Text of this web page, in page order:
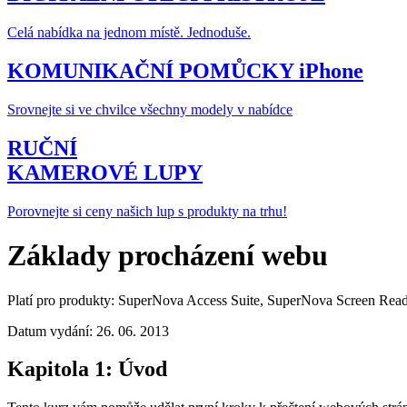
Celá nabídka na jednom místě. Jednoduše.
KOMUNIKAČNÍ POMŮCKY iPhone
Srovnejte si ve chvilce všechny modely v nabídce
RUČNÍ
KAMEROVÉ LUPY
Porovnejte si ceny našich lup s produkty na trhu!
Základy procházení webu
Platí pro produkty: SuperNova Access Suite, SuperNova Screen
Datum vydání: 26. 06. 2013
Kapitola 1: Úvod